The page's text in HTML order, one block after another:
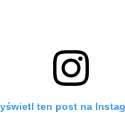
ten post na